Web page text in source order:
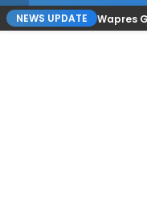
NEWS UPDATE Wapres